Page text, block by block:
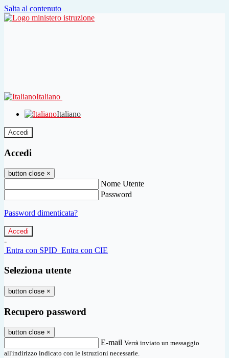
Salta al contenuto
Italiano
Italiano
Accedi
Accedi
button close ×
Nome Utente
Password
Password dimenticata?
-
Entra con SPID Entra con CIE
Seleziona utente
button close ×
Recupero password
button close ×
E-mail Verrà inviato un messaggio
all'indirizzo indicato con le istruzioni necessarie.